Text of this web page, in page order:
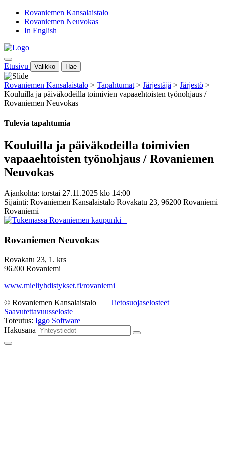
Rovaniemen Kansalaistalo
Rovaniemen Neuvokas
In English
Etusivu Valikko Hae
Rovaniemen Kansalaistalo > Tapahtumat > Järjestäjä > Järjestö >
Kouluilla ja päiväkodeilla toimivien vapaaehtoisten työnohjaus /
Rovaniemen Neuvokas
Tulevia tapahtumia
Kouluilla ja päiväkodeilla toimivien
vapaaehtoisten työnohjaus / Rovaniemen
Neuvokas
Ajankohta: torstai 27.11.2025 klo 14:00
Sijainti: Rovaniemen Kansalaistalo Rovakatu 23, 96200 Rovaniemi
Rovaniemi
Rovaniemen Neuvokas
Rovakatu 23, 1. krs
96200 Rovaniemi
www.mieliyhdistykset.fi/rovaniemi
© Rovaniemen Kansalaistalo | Tietosuojaselosteet |
Saavutettavuusseloste
Toteutus: Iggo Software
Hakusana